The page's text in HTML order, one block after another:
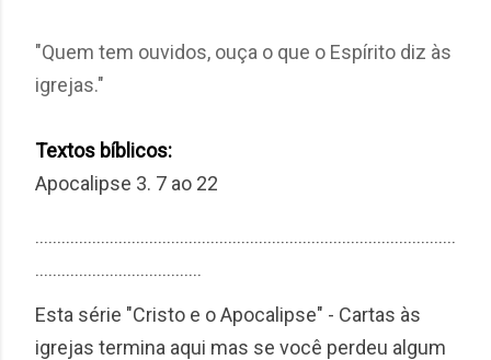
"Quem tem ouvidos, ouça o que o Espírito diz às
igrejas."
Textos bíblicos:
Apocalipse 3. 7 ao 22
¨¨¨¨¨¨¨¨¨¨¨¨¨¨¨¨¨¨¨¨¨¨¨¨¨¨¨¨¨¨¨¨¨¨¨¨¨¨¨¨¨¨¨¨¨¨¨¨
¨¨¨¨¨¨¨¨¨¨¨¨¨¨¨¨¨¨¨
Esta série "Cristo e o Apocalipse" - Cartas às
igrejas termina aqui mas se você perdeu algum